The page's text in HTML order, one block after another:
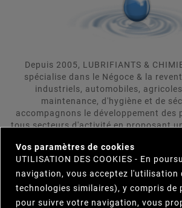
Depuis 2005, LUBRIFIANTS &
spécialise dans le Négoce & la
industriels, automobiles,
maintenance, d'hygiène et de
accompagnons le développement des
tous secteurs d'activité en proposant
clients. LUBRIFIANTS & CHIMIE
comme votre interlocuteur unique et
pour vous le produit répondant le plus
plus efficacement à vos besoins.
catalogue et n'hésitez pas à
Vos paramètres de cookies
UTILISATION DES COOKIES - En
navigation, vous acceptez l'utilisation
technologies similaires), y compris de
pour suivre votre navigation, vous